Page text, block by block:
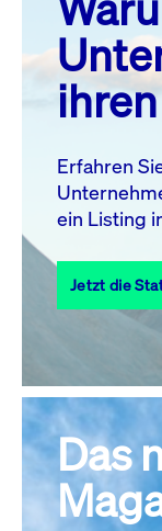
MO. DI.
3
4
10 11
17
18
31
Erfahren
ein Listing
Jetzt die
Das